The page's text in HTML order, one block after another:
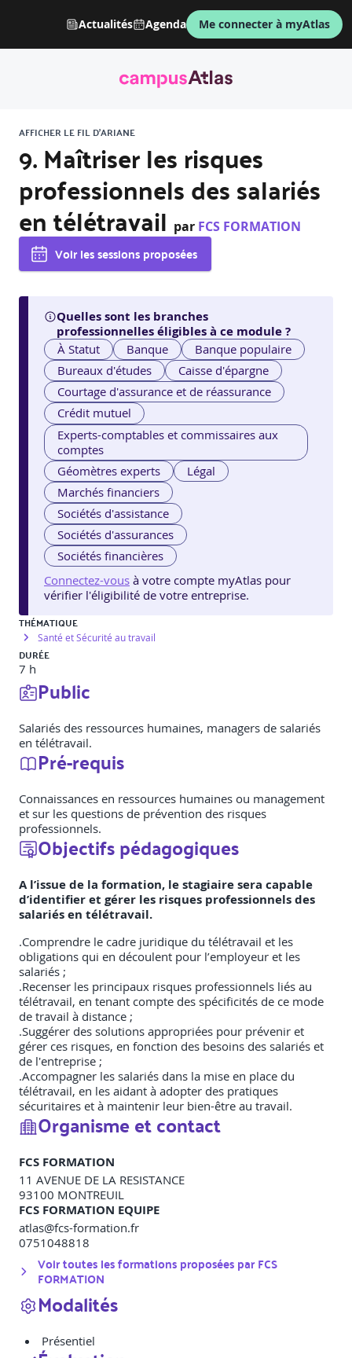
Actualités Agenda Me connecter à myAtlas
AFFICHER LE FIL D'ARIANE
9. Maîtriser les risques
professionnels des salariés
en télétravail par FCS FORMATION
Voir les sessions proposées
Quelles sont les branches
professionnelles éligibles à ce module ?
À Statut Banque
Banque populaire
Bureaux d'études
Caisse d'épargne
Courtage d'assurance et de réassurance
Crédit mutuel
Experts-comptables et commissaires aux
comptes
Géomètres experts
Légal
Marchés financiers
Sociétés d'assistance
Sociétés d'assurances
Sociétés financières
Connectez-vous à votre compte myAtlas pour
vérifier l'éligibilité de votre entreprise.
THÉMATIQUE
Santé et Sécurité au travail
DURÉE
7 h
Public
Salariés des ressources humaines, managers de salariés
en télétravail.
Pré-requis
Connaissances en ressources humaines ou management
et sur les questions de prévention des risques
professionnels.
Objectifs pédagogiques
A l’issue de la formation, le stagiaire sera capable
d’identifier et gérer les risques professionnels des
salariés en télétravail.
.Comprendre le cadre juridique du télétravail et les
obligations qui en découlent pour l’employeur et les
salariés ;
.Recenser les principaux risques professionnels liés au
télétravail, en tenant compte des spécificités de ce mode
de travail à distance ;
.Suggérer des solutions appropriées pour prévenir et
gérer ces risques, en fonction des besoins des salariés et
de l'entreprise ;
.Accompagner les salariés dans la mise en place du
télétravail, en les aidant à adopter des pratiques
sécuritaires et à maintenir leur bien-être au travail.
Organisme et contact
FCS FORMATION
11 AVENUE DE LA RESISTANCE
93100 MONTREUIL
FCS FORMATION EQUIPE
atlas@fcs-formation.fr
0751048818
Voir toutes les formations proposées parFCS
FORMATION
Modalités
Présentiel